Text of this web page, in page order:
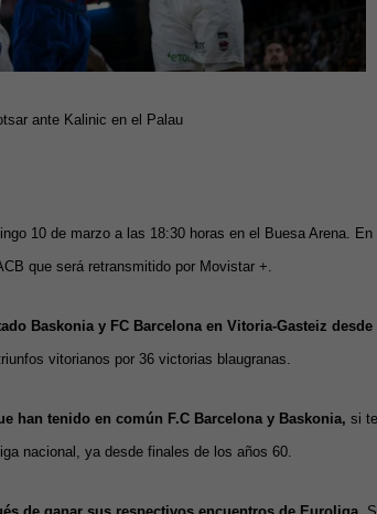
ante Kalinic en el Palau
10 de marzo a las 18:30 horas en el Buesa Arena. En
que será retransmitido por Movistar +.
Baskonia y FC Barcelona en Vitoria-Gasteiz desde
vitorianos por 36 victorias blaugranas.
han tenido en común F.C Barcelona y Baskonia, si
nacional, ya desde finales de los años 60.